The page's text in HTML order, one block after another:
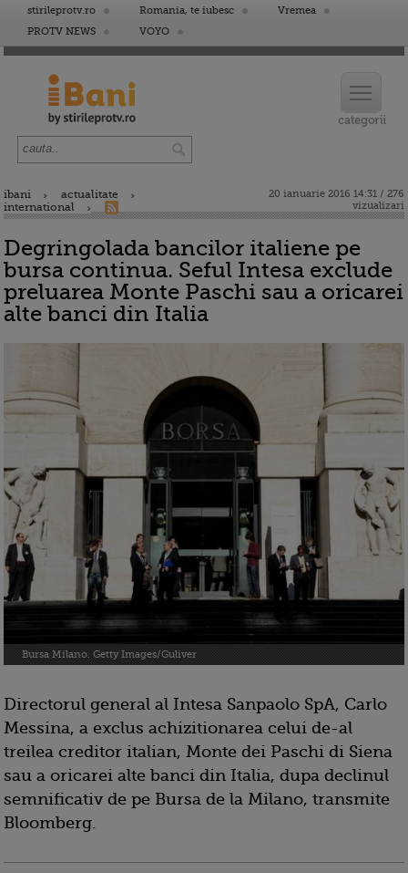
stirileprotv.ro Romania, te iubesc
Vremea
PROTV NEWS
VOYO
ibani
actualitate
international
20 ianuarie 2016 14:31 / 276
vizualizari
Degringolada bancilor italiene pe
bursa continua. Seful Intesa exclude
preluarea Monte Paschi sau a oricarei
alte banci din Italia
Bursa Milano. Getty Images/Guliver
Directorul general al Intesa Sanpaolo SpA, Carlo
Messina, a exclus achizitionarea celui de-al
treilea creditor italian, Monte dei Paschi di Siena
sau a oricarei alte banci din Italia, dupa declinul
semnificativ de pe Bursa de la Milano, transmite
Bloomberg.